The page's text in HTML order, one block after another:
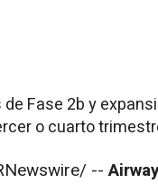
Fase 2by
o cuarto
--